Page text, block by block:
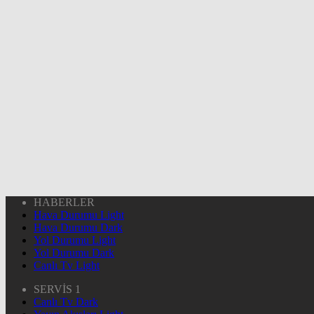
HABERLER
Hava Durumu Light
Hava Durumu Dark
Yol Durumu Light
Yol Durumu Dark
Canlı Tv Light
SERVİS 1
Canlı Tv Dark